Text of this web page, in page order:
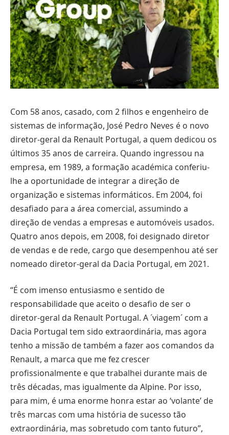
Com 58 anos, casado, com 2 filhos e engenheiro de
sistemas de informação, José Pedro Neves é o novo
diretor-geral da Renault Portugal, a quem dedicou os
últimos 35 anos de carreira. Quando ingressou na
empresa, em 1989, a formação académica conferiu-
lhe a oportunidade de integrar a direção de
organização e sistemas informáticos. Em 2004, foi
desafiado para a área comercial, assumindo a
direção de vendas a empresas e automóveis usados.
Quatro anos depois, em 2008, foi designado diretor
de vendas e de rede, cargo que desempenhou até ser
nomeado diretor-geral da Dacia Portugal, em 2021.
“É com imenso entusiasmo e sentido de
responsabilidade que aceito o desafio de ser o
diretor-geral da Renault Portugal. A ´viagem´ com a
Dacia Portugal tem sido extraordinária, mas agora
tenho a missão de também a fazer aos comandos da
Renault, a marca que me fez crescer
profissionalmente e que trabalhei durante mais de
três décadas, mas igualmente da Alpine. Por isso,
para mim, é uma enorme honra estar ao ‘volante’ de
três marcas com uma história de sucesso tão
extraordinária, mas sobretudo com tanto futuro”,